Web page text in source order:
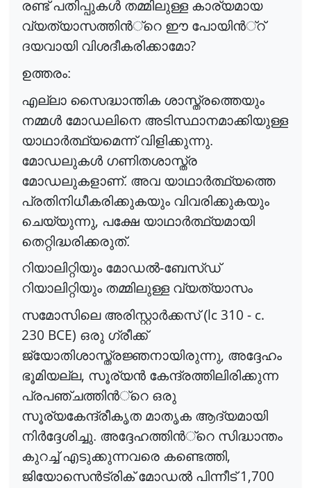
രണ്ട് പതിപ്പുകൾ തമ്മിലുള്ള കാര്യമായ
വ്യത്യാസത്തിൻ്റെ ഈ പോയിൻ്റ്
ദയവായി വിശദീകരിക്കാമോ?
ഉത്തരം:
എല്ലാ സൈദ്ധാന്തിക ശാസ്ത്രത്തെയും
നമ്മൾ മോഡലിനെ അടിസ്ഥാനമാക്കിയുള്ള
യാഥാർത്ഥ്യമെന്ന്വിളിക്കുന്നു.
മോഡലുകൾ ഗണിതശാസ്ത്ര
മോഡലുകളാണ്. അവ യാഥാർത്ഥ്യത്തെ
പ്രതിനിധീകരിക്കുകയും വിവരിക്കുകയും
ചെയ്യുന്നു, പക്ഷേ യാഥാർത്ഥ്യമായി
തെറ്റിദ്ധരിക്കരുത്.
റിയാലിറ്റിയും മോഡൽ-ബേസ്ഡ്
റിയാലിറ്റിയും തമ്മിലുള്ള വ്യത്യാസം
സമോസിലെ അരിസ്റ്റാർക്കസ്(lc 310 - c.
230 BCE) ഒരു ഗ്രീക്ക്
ജ്യോതിശാസ്ത്രജ്ഞനായിരുന്നു, അദ്ദേഹം
ഭൂമിയല്ല, സൂര്യൻ കേന്ദ്രത്തിലിരിക്കുന്ന
പ്രപഞ്ചത്തിൻ്റെ ഒരു
സൂര്യകേന്ദ്രീകൃത മാതൃക ആദ്യമായി
നിർദ്ദേശിച്ചു. അദ്ദേഹത്തിൻ്റെ സിദ്ധാന്തം
കുറച്ച് എടുക്കുന്നവരെ കണ്ടെത്തി,
ജിയോസെൻട്രിക്മോഡൽപിന്നീട്1,700